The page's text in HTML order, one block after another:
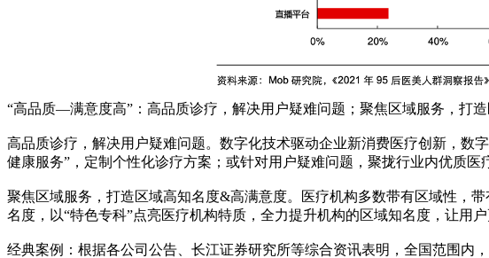
“高品质—满意度高”：高品质诊疗，解决用户疑难问题；聚焦区域服务，打
高品质诊疗，解决用户疑难问题。数字化技术驱动企业新消费医疗创新，数
健康服务”，定制个性化诊疗方案；或针对用户疑难问题，聚拢行业内优质医
聚焦区域服务，打造区域高知名度&高满意度。医疗机构多数带有区域性，
名度，以“特色专科”点亮医疗机构特质，全力提升机构的区域知名度，让用户
经典案例：根据各公司公告、长江证券研究所等综合资讯表明，全国范围内